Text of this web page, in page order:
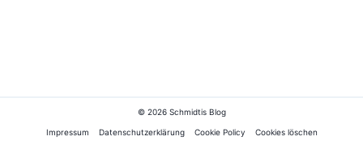
© 2026 Schmidtis Blog
Impressum Datenschutzerklärung Cookie Policy Cookies löschen